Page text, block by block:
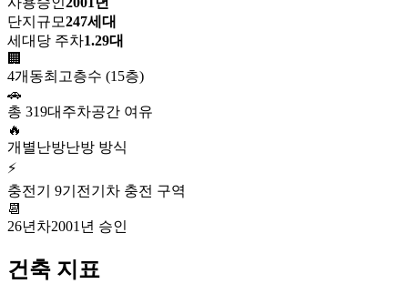
단지규모247세대
세대당 주차1.29대
🏢
4개동최고층수 (15층)
🚗
총 319대 주차공간 여유
🔥
개별난방난방 방식
⚡
충전기 9기 전기차 충전 구역
📆
26년차2001년 승인
건축 지표